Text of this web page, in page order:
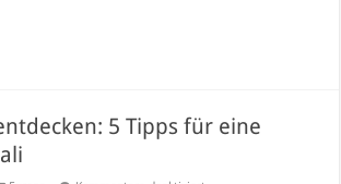
5 Tipps für eine